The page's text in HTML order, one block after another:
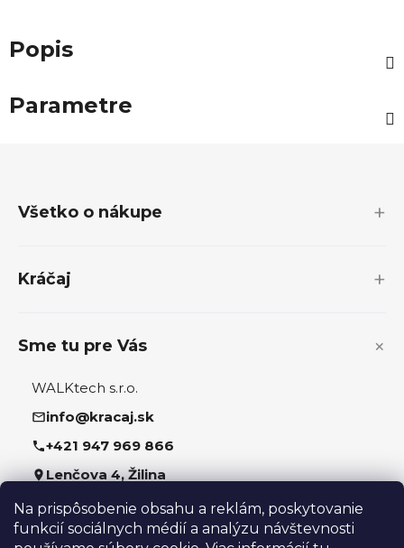
Na prispôsobenie obsahu a reklám, poskytovanie
funkcií sociálnych médií a analýzu návštevnosti
Popis
Parametre
Všetko o nákupe
Kráčaj
Sme tu pre Vás
WALKtech s.r.o.
info@kracaj.sk
+421 947 969 866
Lenčova 4, Žilina
Sledujte nás